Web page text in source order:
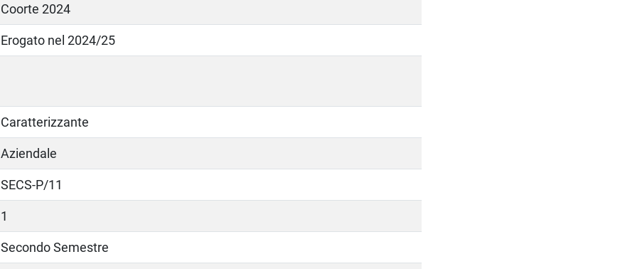
Coorte 2024
Erogato nel 2024/25
Caratterizzante
Aziendale
SECS-P/11
1
Secondo Semestre